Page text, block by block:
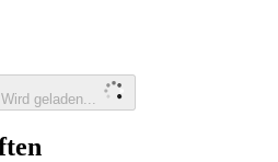
Wird geladen...